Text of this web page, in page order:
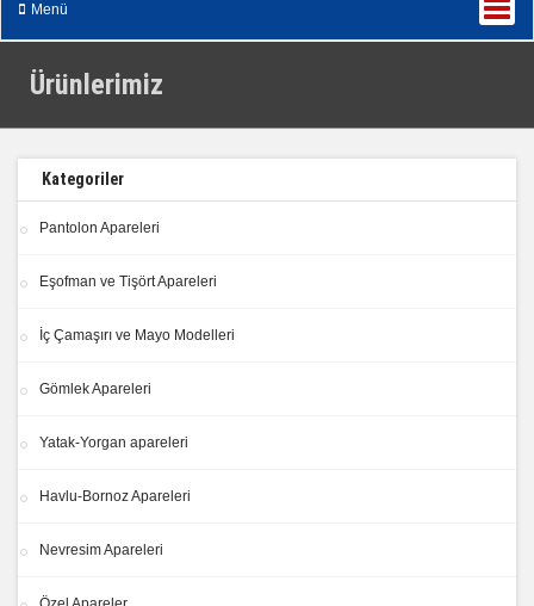
Menü
Ürünlerimiz
Kategoriler
Pantolon Apareleri
Eşofman ve Tişört Apareleri
İç Çamaşırı ve Mayo Modelleri
Gömlek Apareleri
Yatak-Yorgan apareleri
Havlu-Bornoz Apareleri
Nevresim Apareleri